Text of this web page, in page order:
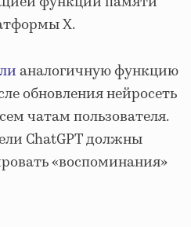
X.
аналогичную функцию
обновления нейросеть
чатам пользователя.
ChatGPT должны
«воспоминания»